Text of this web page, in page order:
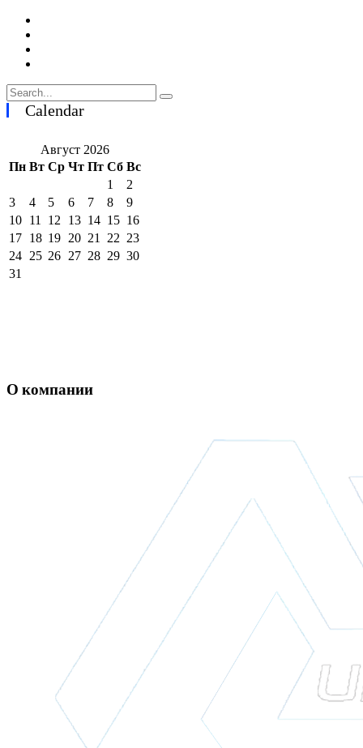
Calendar
Август 2026
Пн Вт Ср Чт Пт Сб Вс
1
2
3
4 5 6 7 8
9
10 11 12 13 14 15 16
17 18 19 20 21 22 23
24 25 26 27 28 29 30
31
О компании